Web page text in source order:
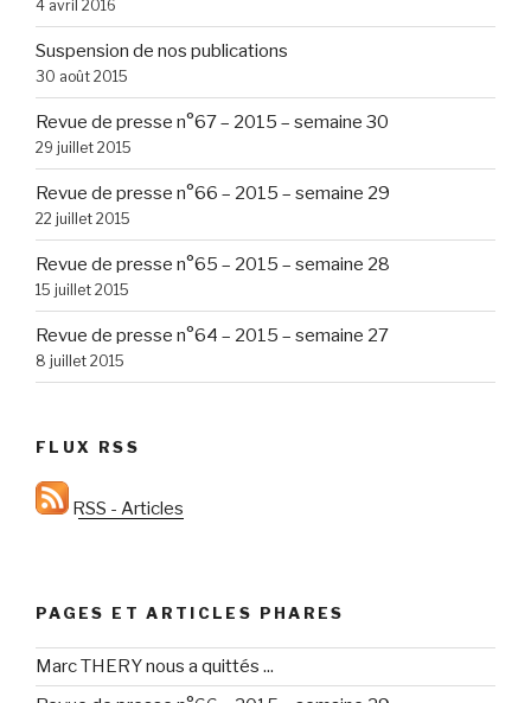
4 avril 2016
Suspension de nos publications
30 août 2015
Revue de presse n°67 – 2015 – semaine 30
29 juillet 2015
Revue de presse n°66 – 2015 – semaine 29
22 juillet 2015
Revue de presse n°65 – 2015 – semaine 28
15 juillet 2015
Revue de presse n°64 – 2015 – semaine 27
8 juillet 2015
FLUX RSS
RSS - Articles
PAGES ET ARTICLES PHARES
Marc THERY nous a quittés ...